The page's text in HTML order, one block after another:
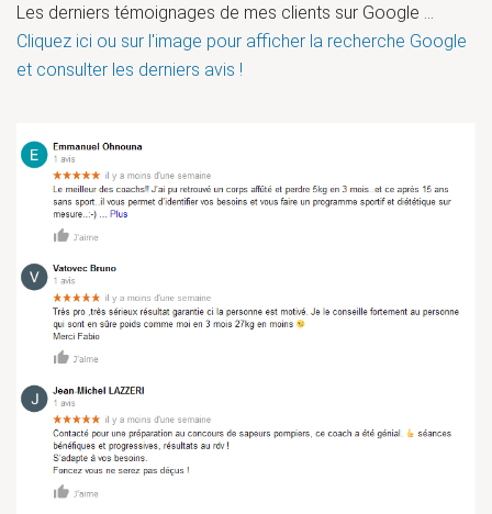
Les derniers témoignages de mes clients sur Google ...
Cliquez ici ou sur l'image pour afficher la recherche Google
et consulter les derniers avis !